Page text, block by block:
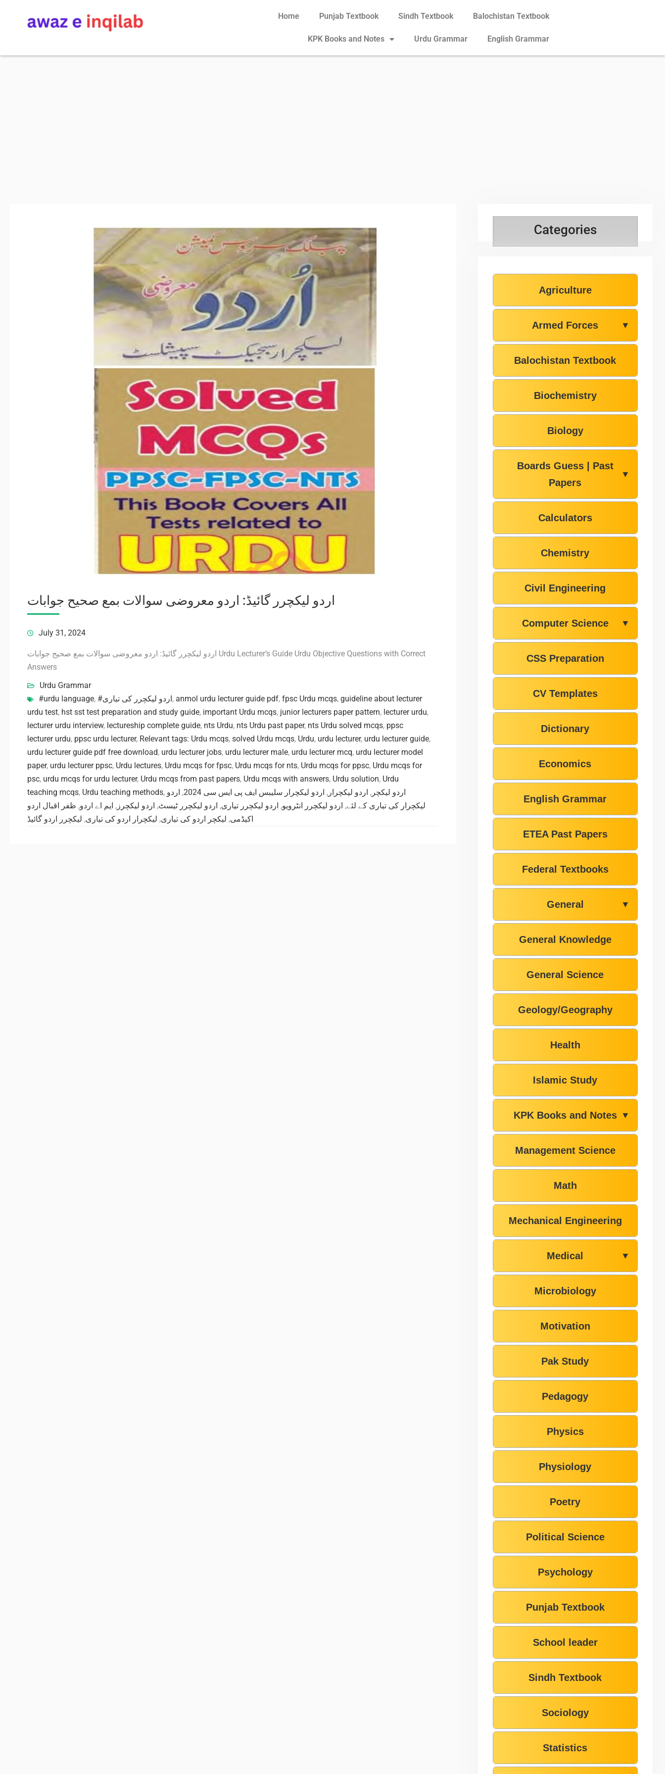
Home Punjab Textbook Sindh Textbook Balochistan Textbook
KPK Books and Notes Urdu Grammar English Grammar
اردو لیکچرر گائیڈ: اردو معروضی سوالات بمع صحیح جوابات
July 31, 2024
اردو لیکچرر گائیڈ: اردو معروضی سوالات بمع صحیح جوابات Urdu Lecturer’s Guide Urdu Objective Questions with Correct
Answers
Urdu Grammar
#urdu language, #اردو لیکچرر کی تیاری, anmol urdu lecturer guide pdf, fpsc Urdu mcqs, guideline about lecturer
urdu test, hst sst test preparation and study guide, important Urdu mcqs, junior lecturers paper pattern, lecturer urdu,
lecturer urdu interview, lectureship complete guide, nts Urdu, nts Urdu past paper, nts Urdu solved mcqs, ppsc
lecturer urdu, ppsc urdu lecturer, Relevant tags: Urdu mcqs, solved Urdu mcqs, Urdu, urdu lecturer, urdu lecturer guide,
urdu lecturer guide pdf free download, urdu lecturer jobs, urdu lecturer male, urdu lecturer mcq, urdu lecturer model
paper, urdu lecturer ppsc, Urdu lectures, Urdu mcqs for fpsc, Urdu mcqs for nts, Urdu mcqs for ppsc, Urdu mcqs for
psc, urdu mcqs for urdu lecturer, Urdu mcqs from past papers, Urdu mcqs with answers, Urdu solution, Urdu
teaching mcqs, Urdu teaching methods, اردو لیکچر , اردو لیکچرار , اردو لیکچرار سلیبس ایف پی ایس سی 2024 , اردو
لیکچرار کی تیاری کے لئے, اردو لیکچرر انٹرویو, اردو لیکچرر تیاری, اردو لیکچرر ٹیسٹ, اردو لیکچرز , ایم اے اردو, ظفر اقبال اردو
اکیڈمی, لیکچر اردو کی تیاری, لیکچرار اردو کی تیاری, لیکچرر اردو گائیڈ
Categories
Agriculture
Armed Forces ▼
Balochistan Textbook
Biochemistry
Biology
Boards Guess | Past
Papers
▼
Calculators
Chemistry
Civil Engineering
Computer Science ▼
CSS Preparation
CV Templates
Dictionary
Economics
English Grammar
ETEA Past Papers
Federal Textbooks
General ▼
General Knowledge
General Science
Geology/Geography
Health
Islamic Study
KPK Books and Notes ▼
Management Science
Math
Mechanical Engineering
Medical ▼
Microbiology
Motivation
Pak Study
Pedagogy
Physics
Physiology
Poetry
Political Science
Psychology
Punjab Textbook
School leader
Sindh Textbook
Sociology
Statistics